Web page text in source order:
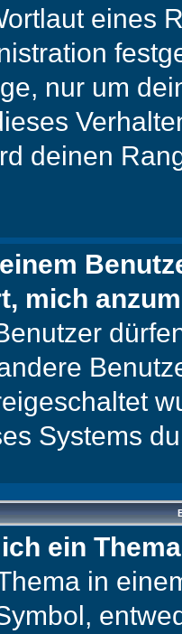
eines
nur um
deinen
mich
Systems
ein
in